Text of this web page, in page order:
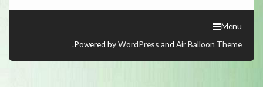
Menu
Powered byWordPress and Air Balloon Theme
.